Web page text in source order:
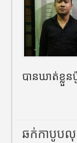
បានឃាត់ខ្លួ
ឆក់កាបូបលុ